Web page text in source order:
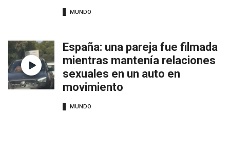
MUNDO
España: una pareja fue filmada
mientras mantenía relaciones
sexuales en un auto en
movimiento
MUNDO